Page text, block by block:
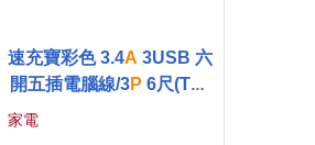
速充寶彩色 3.4A 3USB 六
開五插電腦線/3P 6尺(Typ
eA*2+TypeC*1)(顏色任
家電